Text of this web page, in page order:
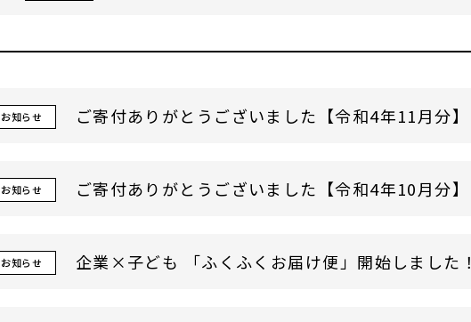
お知らせ ご寄付ありがとうございました【令和4年11月分】
お知らせ ご寄付ありがとうございました【令和4年10月分】
お知らせ 企業×子ども 「ふくふくお届け便」開始しました！